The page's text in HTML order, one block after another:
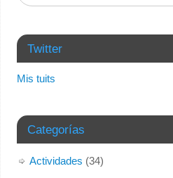
Twitter
Mis tuits
Categorías
Actividades (34)